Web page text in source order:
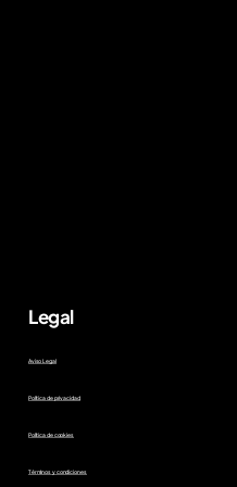
Legal
Aviso Legal
Política de privacidad
Política de cookies
Términos y condiciones